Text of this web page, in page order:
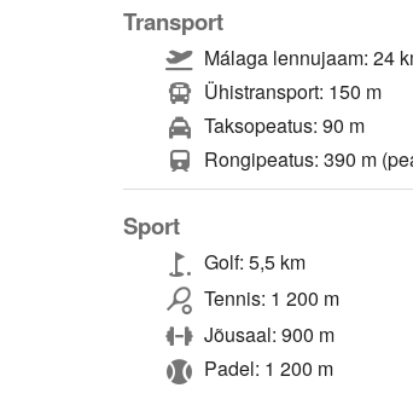
Transport
Málaga lennujaam: 24
Ühistransport: 150 m
Taksopeatus: 90 m
Rongipeatus: 390 m
Sport
Golf: 5,5 km
Tennis: 1 200 m
Jõusaal: 900 m
Padel: 1 200 m